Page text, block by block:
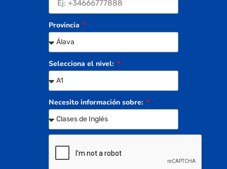
Provincia
Selecciona el nivel:
Necesito información sobre: